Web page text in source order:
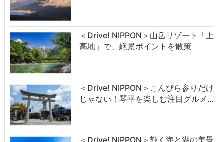
＜Drive! NIPPON＞山岳リゾート「上
高地」で、絶景ポイントを散策
＜Drive! NIPPON＞こんぴら参りだけ
じゃない！琴平を楽しむ注目グルメ…